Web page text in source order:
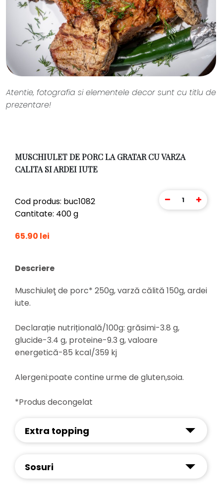
Atentie, fotografia si elementele decor sunt cu titlu de
prezentare!
MUSCHIULET DE PORC LA GRATAR CU VARZA
CALITA SI ARDEI IUTE
Cod produs: buc1082
Cantitate: 400 g
65.90 lei
1
Descriere
Muschiuleţ de porc* 250g, varză călită 150g, ardei
iute.
Declarație nutrițională/100g: grăsimi-3.8 g,
glucide-3.4 g, proteine-9.3 g, valoare
energetică-85 kcal/359 kj
Alergeni:poate contine urme de gluten,soia.
*Produs decongelat
Extra topping
Sosuri